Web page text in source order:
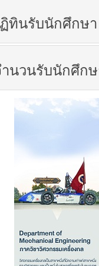
ทินรับนักศึกษา
นวนรับนักศึก